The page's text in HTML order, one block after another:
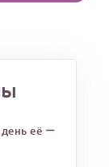
её